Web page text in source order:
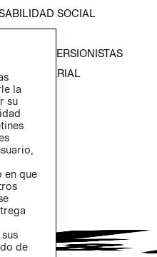
SOCIAL
CON INVERSIONISTAS
EMPRESARIAL
la
su
en que
de